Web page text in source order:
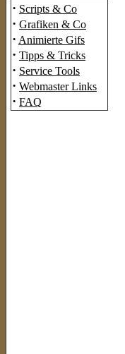
· Scripts & Co
· Grafiken & Co
· Animierte Gifs
· Tipps & Tricks
· Service Tools
· Webmaster Links
· FAQ